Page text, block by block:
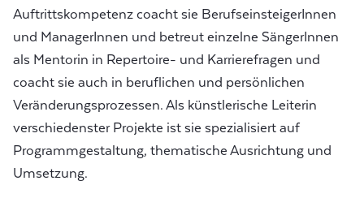
Auftrittskompetenz coacht sie BerufseinsteigerInnen
und ManagerInnen und betreut einzelne SängerInnen
als Mentorin in Repertoire- und Karrierefragen und
coacht sie auch in beruflichen und persönlichen
Veränderungsprozessen. Als künstlerische Leiterin
verschiedenster Projekte ist sie spezialisiert auf
Programmgestaltung, thematische Ausrichtung und
Umsetzung.